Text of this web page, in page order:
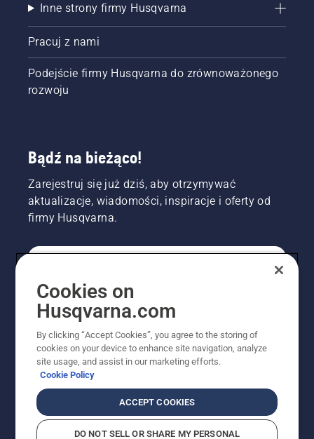
Inne strony firmy Husqvarna
Pracuj z nami
Podejście firmy Husqvarna do zrównoważonego
rozwoju
Bądź na bieżąco!
Zarejestruj się już dziś, aby otrzymywać
aktualizacje, wiadomości, inspiracje i oferty od
firmy Husqvarna.
PROFESJONALISTA
Cookies on
Husqvarna.com
By clicking “Accept Cookies”, you agree to the storing of
cookies on your device to enhance site navigation, analyze
site usage, and assist in our marketing efforts.
Cookie Policy
ACCEPT COOKIES
DO NOT SELL OR SHARE MY PERSONAL